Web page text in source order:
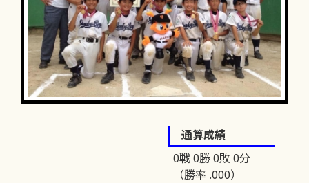
通算成績
0戦 0勝 0敗 0分
（勝率 .000）